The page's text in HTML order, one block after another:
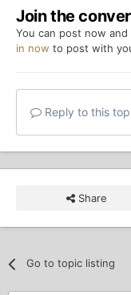
Join the
You can post now
in now to post with
Reply to this
Share
Go to topic listing